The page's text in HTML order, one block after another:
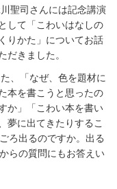
聖司さんには記念講演
して「こわいはなしの
りかた」についてお話
だきました。
た、「なぜ、色を題材に
本を書こうと思ったの
か」「こわい本を書い
夢に出てきたりするこ
ろ出るのですか。出る
らの質問にもお答えい